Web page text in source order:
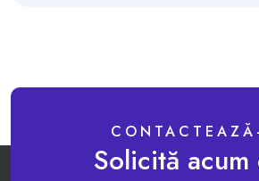
Solicită